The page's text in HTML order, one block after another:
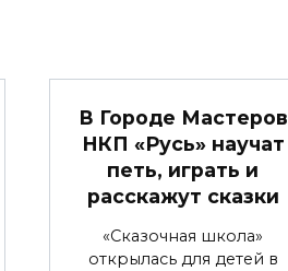
В Городе Мастеров
НКП «Русь» научат
петь, играть и
расскажут сказки
«Сказочная школа»
открылась для детей в